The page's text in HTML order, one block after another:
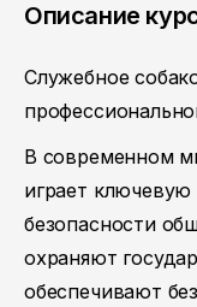
Описание
Служебное
В современном
играет
безопасности
охраняют
обеспечивают